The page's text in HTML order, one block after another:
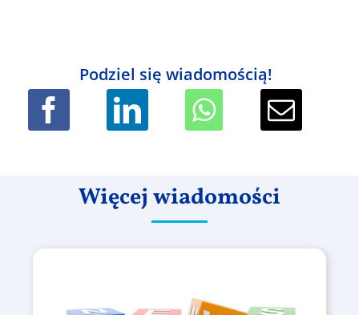
Podziel się wiadomością!
Więcej wiadomości